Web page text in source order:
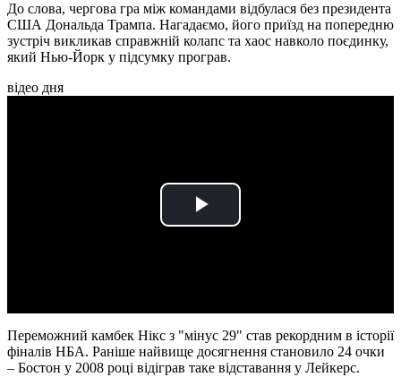
До слова, чергова гра між командами відбулася без президента
США Дональда Трампа. Нагадаємо, його приїзд на попередню
зустріч викликав справжній колапс та хаос навколо поєдинку,
який Нью-Йорк у підсумку програв.
відео дня
Play
Переможний камбек Нікс з "мінус 29" став рекордним в історії
фіналів НБА. Раніше найвище досягнення становило 24 очки
– Бостон у 2008 році відіграв таке відставання у Лейкерс.